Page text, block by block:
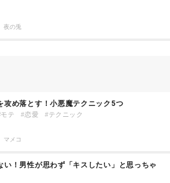
夜の兎
攻め落とす！小悪魔テクニック5つ
モテ 恋愛 テクニック
マメコ
い！男性が思わず「キスしたい」と思っちゃ